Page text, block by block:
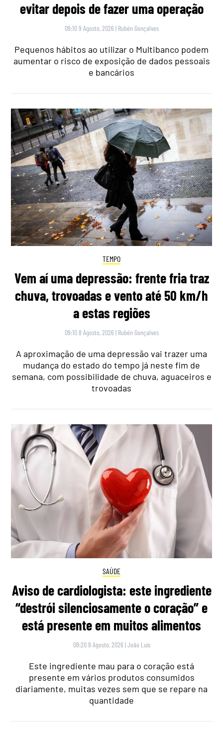
evitar depois de fazer uma operação
09:10 9 Agosto, 2026 | Rubén Gonçalves
Pequenos hábitos ao utilizar o Multibanco podem
aumentar o risco de exposição de dados pessoais
e bancários
TEMPO
Vem aí uma depressão: frente fria traz
chuva, trovoadas e vento até 50 km/h
a estas regiões
09:10 8 Agosto, 2026 | Rubén Gonçalves
A aproximação de uma depressão vai trazer uma
mudança do estado do tempo já neste fim de
semana, com possibilidade de chuva, aguaceiros e
trovoadas
SAÚDE
Aviso de cardiologista: este ingrediente
“destrói silenciosamente o coração” e
está presente em muitos alimentos
08:20 9 Agosto, 2026 |João Luís
Este ingrediente mau para o coração está
presente em vários produtos consumidos
diariamente, muitas vezes sem que se repare na
quantidade